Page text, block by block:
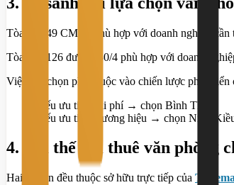
Tòa nhà 49 CMT8 phù hợp với doanh nghiệp
Tòa nhà 126 đường 30/4 phù hợp với doanh
Việc lựa chọn phụ thuộc vào chiến lược phát triển
Nếu ưu tiên chi phí → chọn Bình Thủy.
Nếu ưu tiên thương hiệu → chọn Ninh
4. Lợi thế khi thuê văn phòng
Hai tài sản đều thuộc sở hữu trực tiếp của